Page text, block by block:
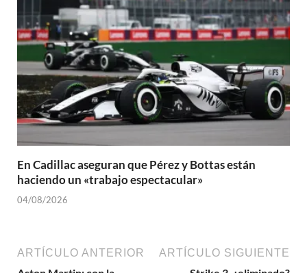
En Cadillac aseguran que Pérez y Bottas están
haciendo un «trabajo espectacular»
04/08/2026
ARTÍCULO ANTERIOR ARTÍCULO SIGUIENTE